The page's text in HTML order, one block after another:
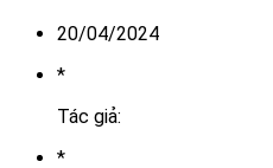
20/04/2024
*
Tác giả:
*